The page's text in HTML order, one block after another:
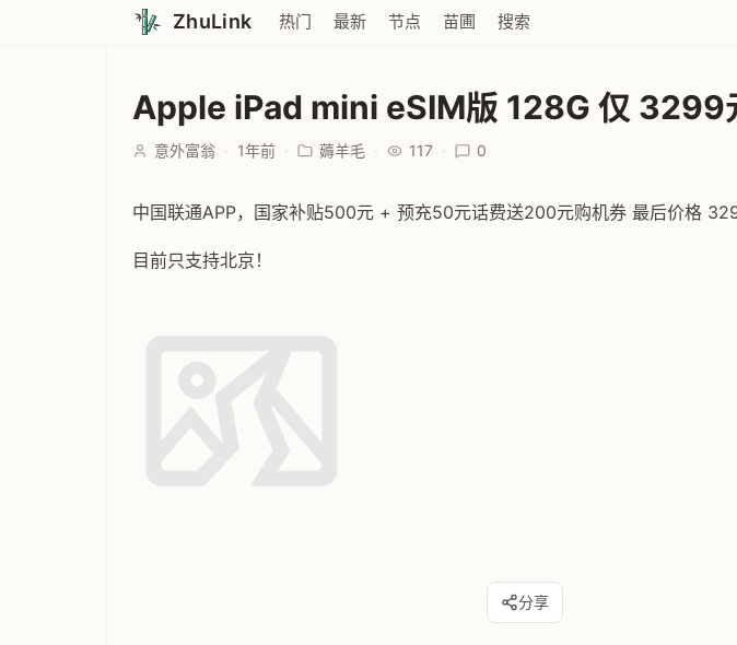
ZhuLink 热门 最新 节点 苗圃 搜索
Apple iPad mini eSIM版 128G 仅 3299
意外富翁 · 1年前 · 薅羊毛 · 117 · 0
中国联通APP，国家补贴500元 + 预充50元话费送200元购机券 最后价格
目前只支持北京！
分享